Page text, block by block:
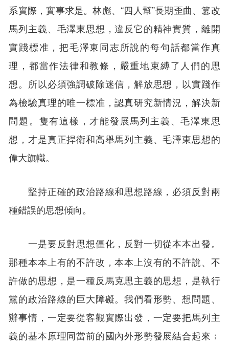
系實際，實事求是。林彪、“四人幫”長期歪曲、篡改
馬列主義、毛澤東思想，違反它的精神實質，離開
實踐標准，把毛澤東同志所說的每句話都當作真
理，都當作法律和教條，嚴重地束縛了人們的思
想。所以必須強調破除迷信，解放思想，以實踐作
為檢驗真理的唯一標准，認真研究新情況，解決新
問題。隻有這樣，才能發展馬列主義、毛澤東思
想，才是真正捍衛和高舉馬列主義、毛澤東思想的
偉大旗幟。
堅持正確的政治路線和思想路線，必須反對兩
種錯誤的思想傾向。
一是要反對思想僵化，反對一切從本本出發。
那種本本上有的不許改，本本上沒有的不許說、不
許做的思想，是一種反馬克思主義的思想，是執行
黨的政治路線的巨大障礙。我們看形勢、想問題、
辦事情，一定要從客觀實際出發，一定要把馬列主
義的基本原理同當前的國內外形勢發展結合起來﹔